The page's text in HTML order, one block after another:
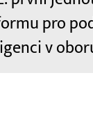
pro
v